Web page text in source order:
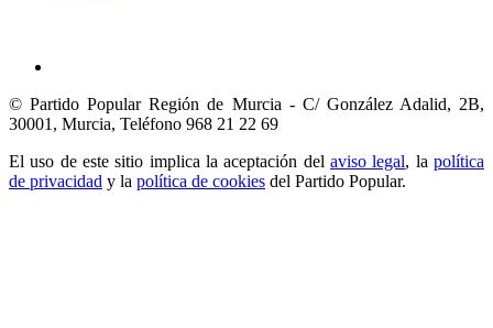
© Partido Popular Región de Murcia - C/ González Adalid, 2B,
30001, Murcia, Teléfono 968 21 22 69
El uso de este sitio implica la aceptación del aviso legal, lapolítica
de privacidad y la política de cookies del Partido Popular.